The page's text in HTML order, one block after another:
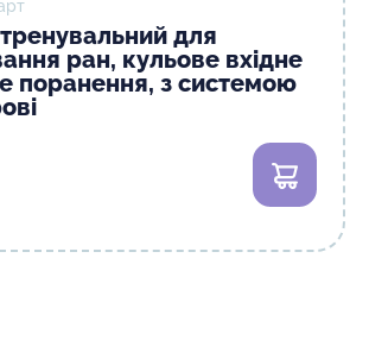
для
ран, кульове вхідне
поранення, з системою
В кошик